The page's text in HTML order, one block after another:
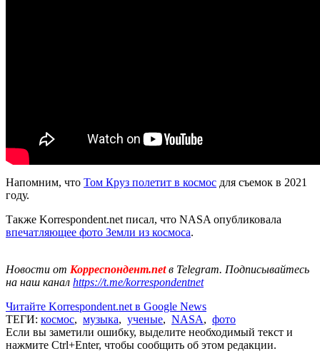
Напомним, что Том Круз полетит в космос для съемок в 2021
году.
Также Korrespondent.net писал, что NASA опубликовала
впечатляющее фото Земли из космоса.
Новости от Корреспондент.netв Telegram. Подписывайтесь
на наш канал https://t.me/korrespondentnet
Читайте Korrespondent.net в Google News
ТЕГИ: космос, музыка, ученые, NASA, фото
Если вы заметили ошибку, выделите необходимый текст и
нажмите Ctrl+Enter, чтобы сообщить об этом редакции.